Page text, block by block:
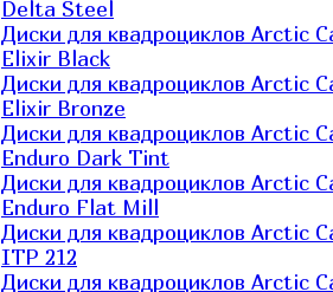
Delta Steel
Диски для квадроциклов Arctic
Elixir Black
Диски для квадроциклов Arctic
Elixir Bronze
Диски для квадроциклов Arctic
Enduro Dark Tint
Диски для квадроциклов Arctic
Enduro Flat Mill
Диски для квадроциклов Arctic
ITP 212
Диски для квадроциклов Arctic